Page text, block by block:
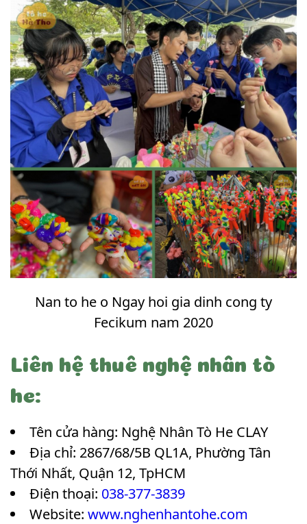
Nan to he o Ngay hoi gia dinh cong ty
Fecikum nam 2020
Liên hệ thuê nghệ nhân tò
he:
Tên cửa hàng: Nghệ Nhân Tò He CLAY
Địa chỉ: 2867/68/5B QL1A, Phường Tân
Thới Nhất, Quận 12, TpHCM
Điện thoại: 038-377-3839
Website: www.nghenhantohe.com